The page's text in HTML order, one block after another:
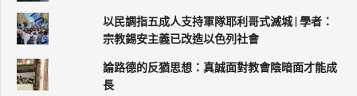
以民調指五成人支持軍隊耶利哥式滅城 | 學者：
宗教錫安主義已改造以色列社會
論路德的反猶思想：真誠面對教會陰暗面才能成
長